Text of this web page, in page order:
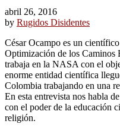
abril 26, 2016
by Rugidos Disidentes
César Ocampo es un
Optimización de los Caminos
trabaja en la NASA con el
enorme entidad científica
Colombia trabajando en una
En esta entrevista nos habla
con el poder de la educación
religión.